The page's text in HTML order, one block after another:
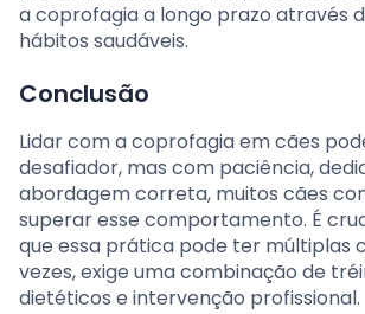
a coprofagia a longo prazo através
hábitos saudáveis.
Conclusão
Lidar com a coprofagia em cães
desafiador, mas com paciência,
abordagem correta, muitos cães
superar esse comportamento. É
que essa prática pode ter múltiplas
vezes, exige uma combinação de
dietéticos e intervenção profissional.